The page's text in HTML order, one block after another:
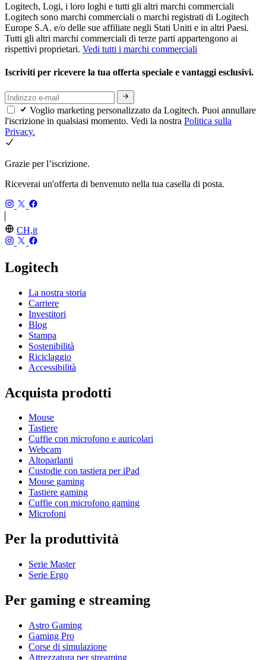
Logitech, Logi, i loro loghi e tutti gli altri marchi commerciali
Logitech sono marchi commerciali o marchi registrati di Logitech
Europe S.A. e/o delle sue affiliate negli Stati Uniti e in altri Paesi.
Tutti gli altri marchi commerciali di terze parti appartengono ai
rispettivi proprietari. Vedi tutti i marchi commerciali
Iscriviti per ricevere la tua offerta speciale e vantaggi esclusivi.
Voglio marketing personalizzato da Logitech. Puoi annullare
l'iscrizione in qualsiasi momento. Vedi la nostra Politica sulla
Privacy.
Grazie per l’iscrizione.
Riceverai un'offerta di benvenuto nella tua casella di posta.
CH,it
Logitech
La nostra storia
Carriere
Investitori
Blog
Stampa
Sostenibilità
Riciclaggio
Accessibilità
Acquista prodotti
Mouse
Tastiere
Cuffie con microfono e auricolari
Webcam
Altoparlanti
Custodie con tastiera per iPad
Mouse gaming
Tastiere gaming
Cuffie con microfono gaming
Microfoni
Per la produttività
Serie Master
Serie Ergo
Per gaming e streaming
Astro Gaming
Gaming Pro
Corse di simulazione
Attrezzatura per streaming